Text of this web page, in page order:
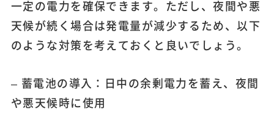
一定の電力を確保できます。ただし、夜間や悪
天候が続く場合は発電量が減少するため、以下
のような対策を考えておくと良いでしょう。
– 蓄電池の導入：日中の余剰電力を蓄え、夜間
や悪天候時に使用